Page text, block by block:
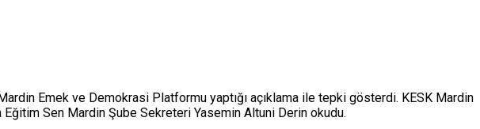
Emek ve Demokrasi Platformu yaptığı açıklama ile tepki gösterdi. KESK Mardin
Eğitim Sen Mardin Şube Sekreteri Yasemin Altuni Derin okudu.